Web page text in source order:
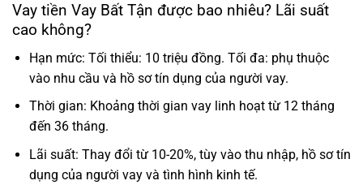
Vay tiền Vay Bất Tận được bao nhiêu? Lãi suất
cao không?
Hạn mức: Tối thiểu: 10 triệu đồng. Tối đa: phụ thuộc
vào nhu cầu và hồ sơ tín dụng của người vay.
Thời gian: Khoảng thời gian vay linh hoạt từ 12 tháng
đến 36 tháng.
Lãi suất: Thay đổi từ 10-20%, tùy vào thu nhập, hồ sơ tín
dụng của người vay và tình hình kinh tế.